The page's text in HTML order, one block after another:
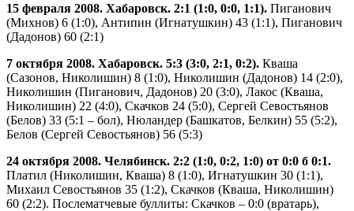
15 февраля 2008. Хабаровск. 2:1 (1:0, 0:0, 1:1). Пиганович
(Михнов) 6 (1:0), Антипин (Игнатушкин) 43 (1:1), Пиганович
(Дадонов) 60 (2:1)
7 октября 2008. Хабаровск. 5:3 (3:0, 2:1, 0:2). Кваша
(Сазонов, Николишин) 8 (1:0), Николишин (Дадонов) 14 (2:0),
Николишин (Пиганович, Дадонов) 20 (3:0), Лакос (Кваша,
Николишин) 22 (4:0), Скачков 24 (5:0), Сергей Севостьянов
(Белов) 33 (5:1 – бол), Нюландер (Башкатов, Белкин) 55 (5:2),
Белов (Сергей Севостьянов) 56 (5:3)
24 октября 2008. Челябинск. 2:2 (1:0, 0:2, 1:0) от 0:0 б 0:1.
Платил (Николишин, Кваша) 8 (1:0), Игнатушкин 30 (1:1),
Михаил Севостьянов 35 (1:2), Скачков (Кваша, Николишин)
60 (2:2). Послематчевые буллиты: Скачков – 0:0 (вратарь),